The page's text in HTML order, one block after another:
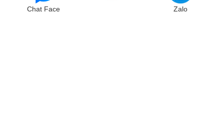
© Bản quyền thuộc về | Cung cấp bởi
Chat Face Zalo